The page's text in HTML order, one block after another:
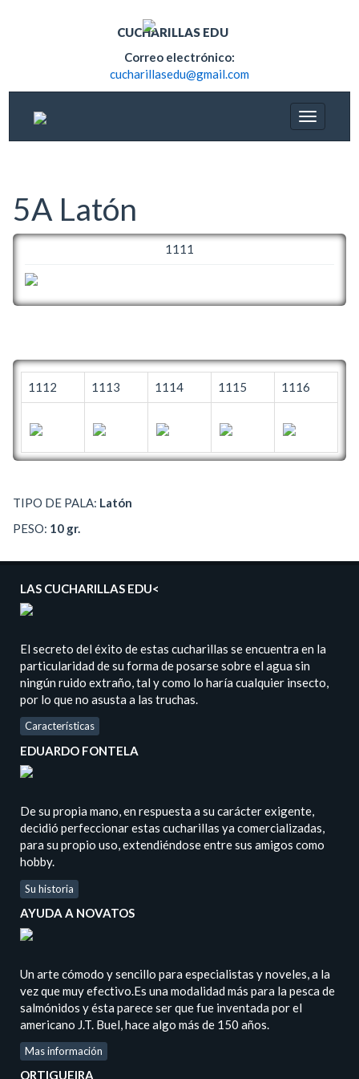
CUCHARILLAS EDU
Correo electrónico:
cucharillasedu@gmail.com
5A Latón
1111
1112 1113 1114 1115 1116
TIPO DE PALA: Latón
PESO: 10 gr.
LAS CUCHARILLAS EDU<
El secreto del éxito de estas cucharillas se encuentra en la
particularidad de su forma de posarse sobre el agua sin
ningún ruido extraño, tal y como lo haría cualquier insecto,
por lo que no asusta a las truchas.
Características
EDUARDO FONTELA
De su propia mano, en respuesta a su carácter exigente,
decidió perfeccionar estas cucharillas ya comercializadas,
para su propio uso, extendiéndose entre sus amigos como
hobby.
Su historia
AYUDA A NOVATOS
Un arte cómodo y sencillo para especialistas y noveles, a la
vez que muy efectivo.Es una modalidad más para la pesca de
salmónidos y ésta parece ser que fue inventada por el
americano J.T. Buel, hace algo más de 150 años.
Mas información
ORTIGUEIRA